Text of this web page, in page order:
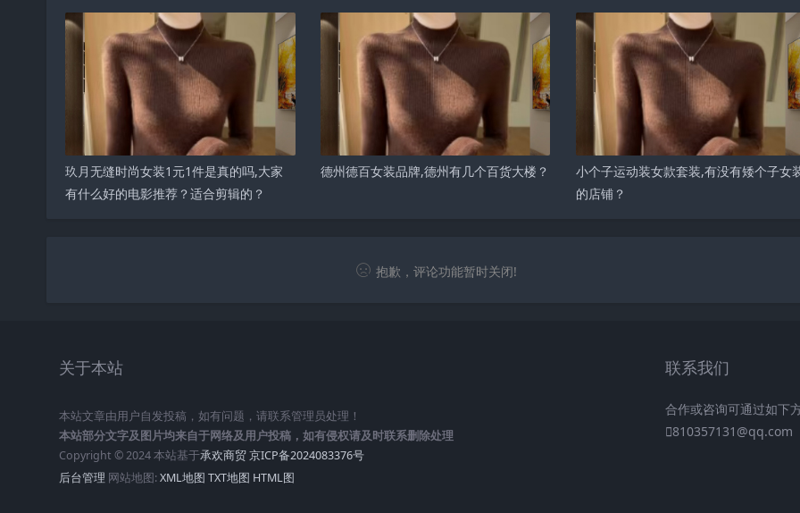
玖月无缝时尚女装1元1件是真的吗,大家
有什么好的电影推荐？适合剪辑的？
德州德百女装品牌,德州有几个百货大楼？
小个子运动装女款套装,有没有矮个子女
的店铺？
抱歉，评论功能暂时关闭!
关于本站
本站文章由用户自发投稿，如有问题，请联系管理员处理！
本站部分文字及图片均来自于网络及用户投稿，如有侵权请及时联系删除处理
Copyright © 2024 本站基于承欢商贸京ICP备2024083376号
后台管理 网站地图:XML地图 TXT地图 HTML图
联系我们
合作或咨询可通过如下
810357131@qq.com